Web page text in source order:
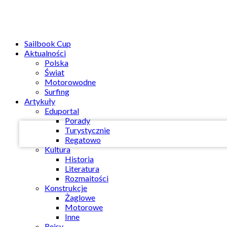
Sailbook Cup
Aktualności
Polska
Świat
Motorowodne
Surfing
Artykuły
Eduportal
Porady
Turystycznie
Regatowo
Kultura
Historia
Literatura
Rozmaitości
Konstrukcje
Żaglowe
Motorowe
Inne
Twoje hasło